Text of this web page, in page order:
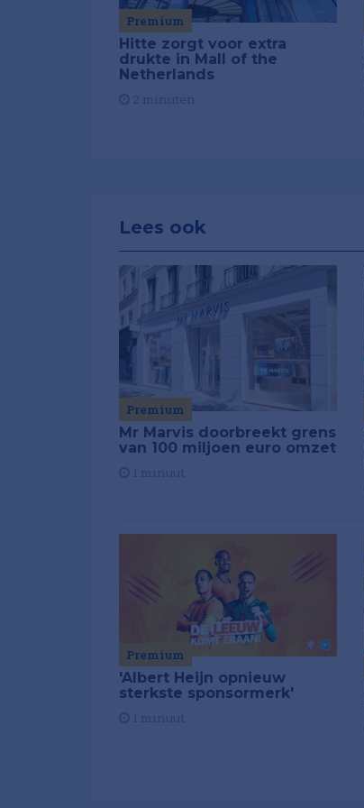
Premium
Hitte zorgt voor extra
drukte in Mall of the
Netherlands
Lees ook
Premium
Mr Marvis doorbreekt grens
van 100 miljoen euro omzet
Premium
'Albert Heijn opnieuw
sterkste sponsormerk'